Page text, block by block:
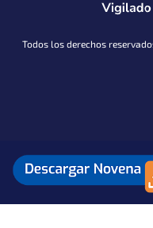
Todos los derechos